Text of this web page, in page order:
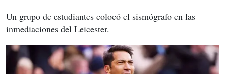
Un grupo de estudiantes colocó el sismógrafo en las
inmediaciones del Leicester.